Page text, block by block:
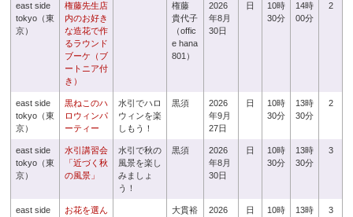
east side
tokyo（東
京）
権藤先生店
内のお好き
な造花で作
るラウンド
ブーケ（ブ
ートニア付
き）
権藤
貴代子
（offic
e hana
801）
2026
年8月
30日
日
10時
30分
14時
00分
2
east side
tokyo（東
京）
黒ねこのハ
ロウィンパ
ーティー
水引でハロ
ウィンを楽
しもう！
黒須
2026
年9月
27日
日
10時
30分
13時
30分
2
east side
tokyo（東
京）
水引講習会
「近づく秋
の風景」
水引で秋の
風景を楽し
みましょ
う！
黒須
2026
年8月
30日
日
10時
30分
13時
30分
3
east side
お花を選ん
大貫裕
2026
日
10時
13時
3